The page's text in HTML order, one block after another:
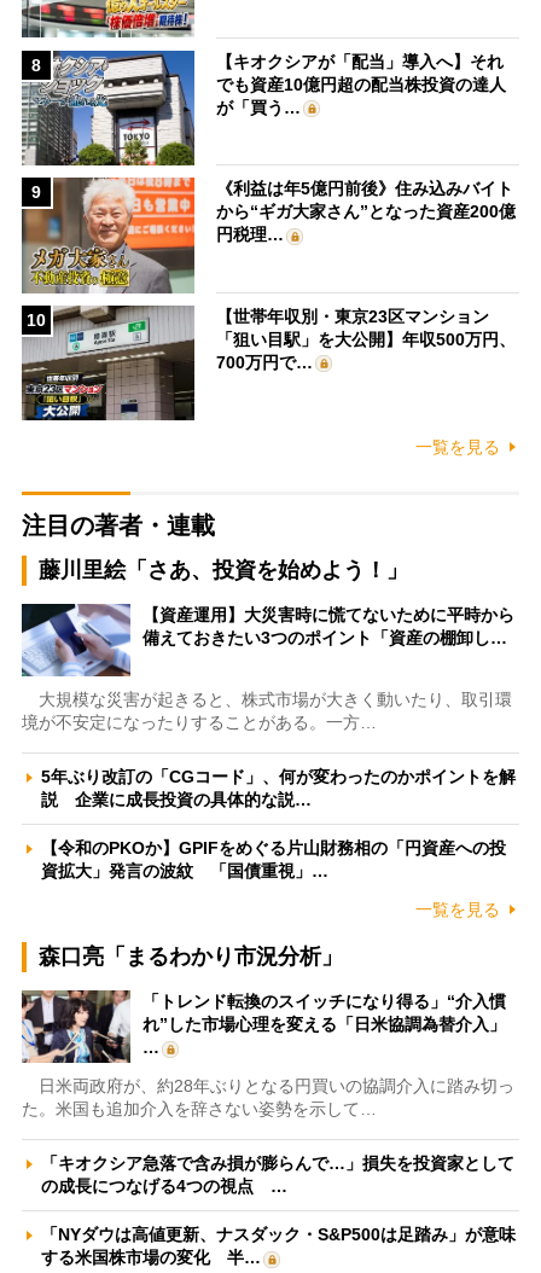
8
【キオクシアが「配当」導入へ】それ
でも資産10億円超の配当株投資の達人
が「買う…
9
《利益は年5億円前後》住み込みバイト
から“ギガ大家さん”となった資産200億
円税理…
10
【世帯年収別・東京23区マンション
「狙い目駅」を大公開】年収500万円、
700万円で…
一覧を見る
注目の著者・連載
藤川里絵「さあ、投資を始めよう！」
【資産運用】大災害時に慌てないために平時から
備えておきたい3つのポイント「資産の棚卸し…
大規模な災害が起きると、株式市場が大きく動いたり、取引環
境が不安定になったりすることがある。一方…
5年ぶり改訂の「CGコード」、何が変わったのかポイントを解
説 企業に成長投資の具体的な説…
【令和のPKOか】GPIFをめぐる片山財務相の「円資産への投
資拡大」発言の波紋 「国債重視」…
一覧を見る
森口亮「まるわかり市況分析」
「トレンド転換のスイッチになり得る」“介入慣
れ”した市場心理を変える「日米協調為替介入」
…
日米両政府が、約28年ぶりとなる円買いの協調介入に踏み切っ
た。米国も追加介入を辞さない姿勢を示して…
「キオクシア急落で含み損が膨らんで…」損失を投資家として
の成長につなげる4つの視点 …
「NYダウは高値更新、ナスダック・S&P500は足踏み」が意味
する米国株市場の変化 半…